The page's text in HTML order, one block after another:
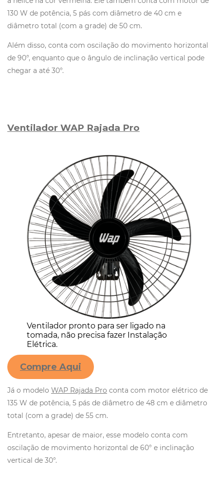
130 W de potência, 5 pás com diâmetro de 40 cm e
diâmetro total (com a grade) de 50 cm.
Além disso, conta com oscilação do movimento horizontal
de 90°, enquanto que o ângulo de inclinação vertical pode
chegar a até 30°.
Ventilador WAP Rajada Pro
Ventilador pronto para ser ligado na
tomada, não precisa fazer Instalação
Elétrica.
Compre Aqui
Já o modelo WAP Rajada Pro conta com motor elétrico de
135 W de potência, 5 pás de diâmetro de 48 cm e diâmetro
total (com a grade) de 55 cm.
Entretanto, apesar de maior, esse modelo conta com
oscilação de movimento horizontal de 60° e inclinação
vertical de 30°.